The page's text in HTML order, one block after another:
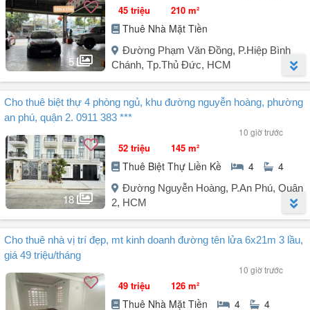
Hotline xem nhà: Mr Tài
5
45 triệu 210 m²
Thuê Nhà Mặt Tiền
Đường Phạm Văn Đồng, P.Hiệp Bình
Chánh, Tp.Thủ Đức, HCM
Người đăng: Em Phương
(4 tin đăng)
- Cần cho thuê mặt bằng mặt tiền đường Phạm Văn Đồng, quận Thủ
Đức, khu vực xe cộ qua lại đông, giao thông cực kỳ thuận tiện.
+ Diện tích 210m², chiều ngang 12m, dài 17m, mặt bằng trống. Có
gác lửng kiên cố, điện 3 pha.
Cho thuê giá 45 triệu/tháng, cọc 2 tháng.
+ Mặt tiền rộng, dễ setup bảng hiệu, ưu tiên các ngành nghề:
May da ghế, nội thất,
Shop thời trang
- Mặt bằng ...
Cho thuê biệt thự 4 phòng ngủ, khu đường nguyễn hoàng, phường
an phú, quận 2. 0911 383 ***
10 giờ trước
18
52 triệu 145 m²
Thuê Biệt Thự Liền Kề 4 4
Đường Nguyễn Hoàng, P.An Phú, Quận
2, HCM
Người đăng: Hoang Phong
(20 tin đăng)
Cho thuê biệt thự 4 phòng ngủ, khu đường Nguyễn Hoàng, phường
Căn villa có vị trí vô cùng đắc địa, nằm trên tuyến đường huyết mạch
Cho thuê nhà vị trí đẹp, mt kinh doanh đường tên lửa 6x21m 3 lầu,
giá 49 triệu/tháng
10 giờ trước
49 triệu 126 m²
Thuê Nhà Mặt Tiền 4 4